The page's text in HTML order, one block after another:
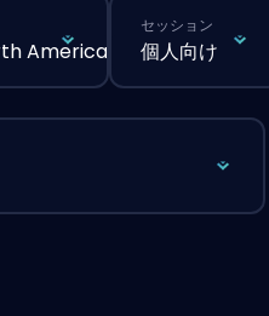
America
セッション
個人向け